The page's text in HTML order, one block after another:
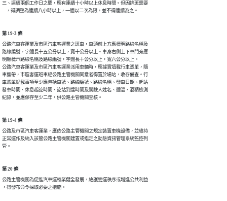
三、連續兩個工作日之間，應有連續十小時以上休息時間。但因排班需要
    ，得調整為連續八小時以上，一週以二次為限，並不得連續為之。
第 19-3 條
公路汽車客運業及市區汽車客運業之班車，車頭前上方應標明路線名稱及
路線編號，字體長十五公分以上，寬十公分以上。車身右側上下車門旁應
明顯標示路線名稱及路線編號，字體長十公分以上，寬六公分以上。
公路汽車客運業及市區汽車客運業派用車輛時，應據實填載行車憑單，隨
車攜帶，市區客運班車經公路主管機關同意者得置於場站，收存備查。行
車憑單記載事項至少應包括車號、路線編號、路線名稱、發車日期、起站
發車時間、休息起訖時間、訖站到達時間及駕駛人姓名、體溫、酒精檢測
紀錄，並應保存至少二年，供公路主管機關查核。
第 19-4 條
公路及市區汽車客運業，應依公路主管機關之規定裝置車機設備，並維持
正常運作及納入該管公路主管機關建置或指定之動態資訊管理系統監控列
管。
第 20 條
公路主管機關為促進汽車運輸業健全發展，維護營運秩序或增進公共利益
，得發布命令採取必要之措施。